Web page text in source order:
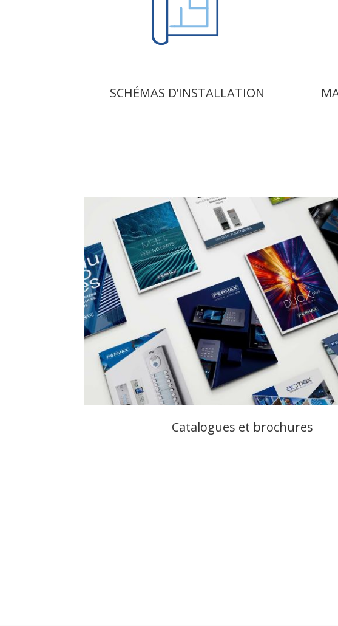
SCHÉMAS D’INSTALLATION
Catalogues et brochures